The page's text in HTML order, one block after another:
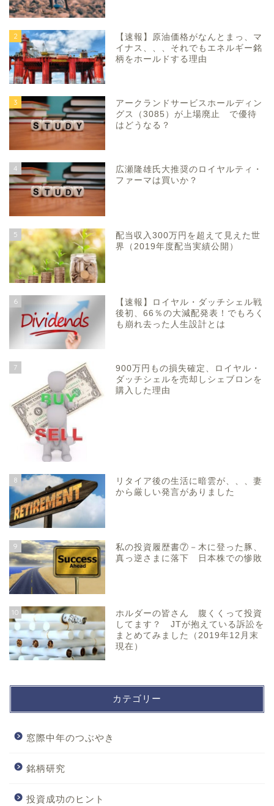
2
【速報】原油価格がなんとまっ、マ
イナス、、、それでもエネルギー銘
柄をホールドする理由
3
アークランドサービスホールディン
グス（3085）が上場廃止 で優待
はどうなる？
4
広瀬隆雄氏大推奨のロイヤルティ・
ファーマは買いか？
5
配当収入300万円を超えて見えた世
界（2019年度配当実績公開）
6
【速報】ロイヤル・ダッチシェル戦
後初、66％の大減配発表！でもろく
も崩れ去った人生設計とは
7
900万円もの損失確定、ロイヤル・
ダッチシェルを売却しシェブロンを
購入した理由
8
リタイア後の生活に暗雲が、、、妻
から厳しい発言がありました
9
私の投資履歴書⑦－木に登った豚、
真っ逆さまに落下 日本株での惨敗
10
ホルダーの皆さん 腹くくって投資
してます？ JTが抱えている訴訟を
まとめてみました（2019年12月末
現在）
カテゴリー
窓際中年のつぶやき
銘柄研究
投資成功のヒント